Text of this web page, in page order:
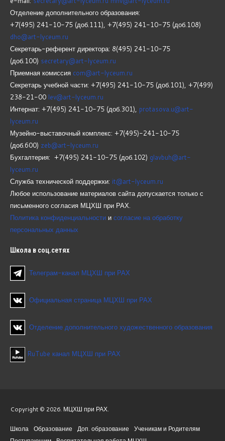
Отделение дополнительного образования:
+7(495) 241-10-75 (доб.111), +7(495) 241-10-75 (доб.108)
dho@art-lyceum.ru
Секретарь-референт директора: 8(495) 241-10-75
(доб.100) secretary@art-lyceum.ru
Приемная комиссия com@art-lyceum.ru
Секретарь учебной части: +7(495) 241-10-75 (доб.101), +7(499)
238-21-00 lev@art-lyceum.ru
Интернат: +7(495) 241-10-75 (доб.301), protasova.u@art-
lyceum.ru
Музейно-выставочный комплекс: +7(495)-241-10-75
(доб.600) zeb@art-lyceum.ru
Бухгалтерия: +7(495) 241-10-75 (доб.102) glavbuh@art-
lyceum.ru
Служба технической поддержки: it@art-lyceum.ru
Любое использование материалов сайта допускается только с
письменного согласия МЦХШ при РАХ.
Политика конфиденциальности и согласие на обработку
персональных данных
Школа в соц.сетях
Телеграм-канал МЦХШ при РАХ
Официальная страница МЦХШ при РАХ
Отделение дополнительного художественного образования
RuTube канал МЦХШ при РАХ
Copyright © 2026. МЦХШ при РАХ.
Школа Образование Доп. образование
Ученикам и Родителям